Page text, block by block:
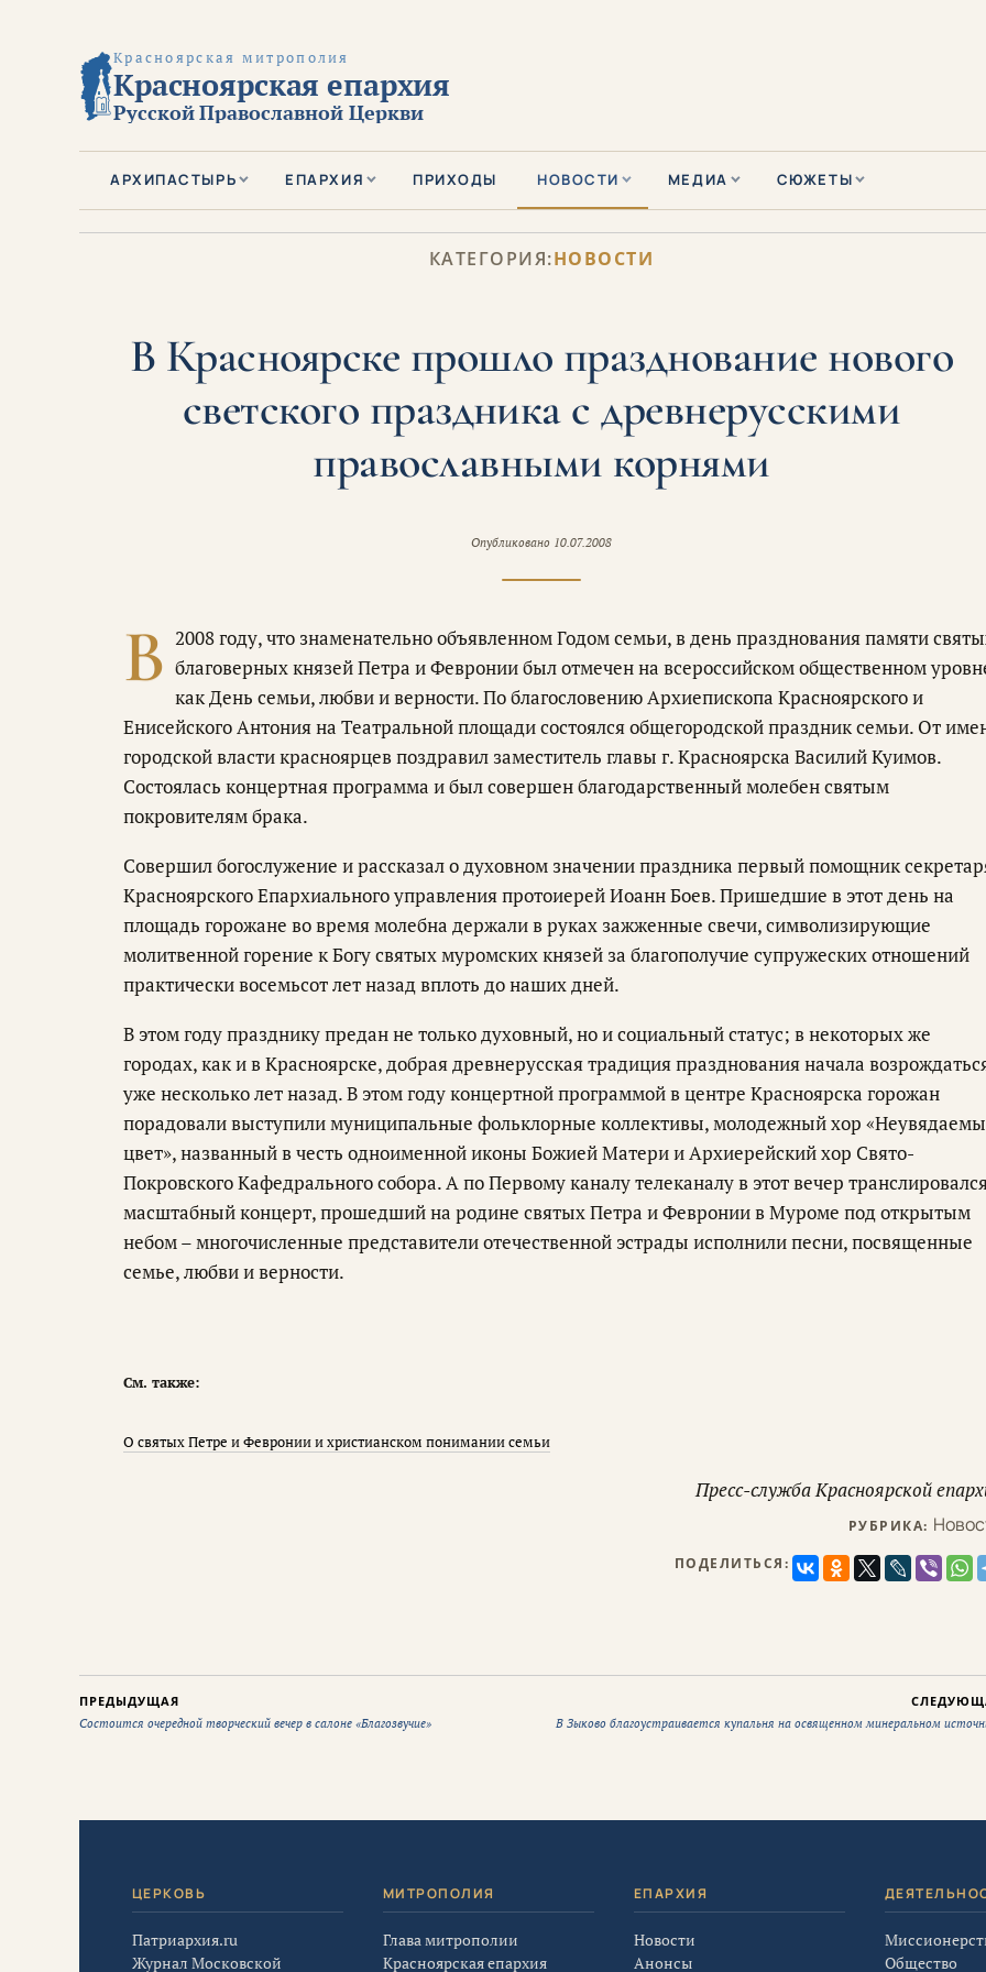
Красноярская митрополия
Красноярская епархия
Русской Православной Церкви
АРХИПАСТЫРЬ ЕПАРХИЯ ПРИХОДЫ НОВОСТИ МЕДИА СЮЖЕТЫ
КАТЕГОРИЯ:НОВОСТИ
В Красноярске прошло празднование нового
светского праздника с древнерусскими
православными корнями
Опубликовано 10.07.2008
В 2008 году, что знаменательно объявленном Годом семьи, в день празднования памяти
благоверных князей Петра и Февронии был отмечен на всероссийском общественном
как День семьи, любви и верности. По благословению Архиепископа Красноярского и
Енисейского Антония на Театральной площади состоялся общегородской праздник семьи. От
городской власти красноярцев поздравил заместитель главы г. Красноярска Василий Куимов.
Состоялась концертная программа и был совершен благодарственный молебен святым
покровителям брака.
Совершил богослужение и рассказал о духовном значении праздника первый помощник
Красноярского Епархиального управления протоиерей Иоанн Боев. Пришедшие в этот день на
площадь горожане во время молебна держали в руках зажженные свечи, символизирующие
молитвенной горение к Богу святых муромских князей за благополучие супружеских отношений
практически восемьсот лет назад вплоть до наших дней.
В этом году празднику предан не только духовный, но и социальный статус; в некоторых же
городах, как и в Красноярске, добрая древнерусская традиция празднования начала
уже несколько лет назад. В этом году концертной программой в центре Красноярска горожан
порадовали выступили муниципальные фольклорные коллективы, молодежный хор
цвет», названный в честь одноименной иконы Божией Матери и Архиерейский хор Свято-
Покровского Кафедрального собора. А по Первому каналу телеканалу в этот вечер
масштабный концерт, прошедший на родине святых Петра и Февронии в Муроме под открытым
небом – многочисленные представители отечественной эстрады исполнили песни, посвященные
семье, любви и верности.
См. также:
О святых Петре и Февронии и христианском понимании семьи
Пресс-служба Красноярской
РУБРИКА:
ПОДЕЛИТЬСЯ:
ПРЕДЫДУЩАЯ
Состоится очередной творческий вечер в салоне «Благозвучие» В Зыково благоустраивается купальня на освященном минеральном
ЦЕРКОВЬ
Патриархия.ru
Журнал Московской
МИТРОПОЛИЯ
Глава митрополии
Красноярская епархия
ЕПАРХИЯ
Новости
Анонсы
Общество